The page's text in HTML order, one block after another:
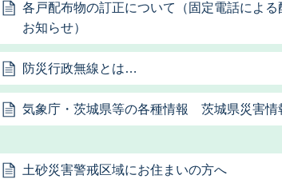
各戸配布物の訂正について（固定電話によ
お知らせ）
防災行政無線とは…
気象庁・茨城県等の各種情報 茨城県災害情
土砂災害警戒区域にお住まいの方へ